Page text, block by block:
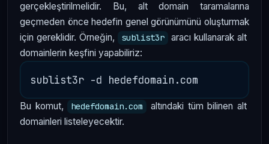
gerçekleştirilmelidir. Bu, alt domain taramalarına
geçmeden önce hedefin genel görünümünü oluşturmak
için gereklidir. Örneğin,
sublist3r
aracı kullanarak alt
domainlerin keşfini yapabiliriz:
Bu komut, hedefdomain.com
altındaki tüm bilinen alt
domainleri listeleyecektir.